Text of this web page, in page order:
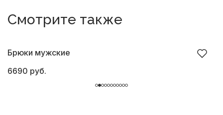
Смотрите также
Брюки мужские
6690 руб.